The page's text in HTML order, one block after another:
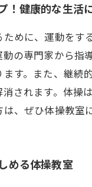
！健康的な生活
めに、運動をす
の専門家から指
す。また、継続
消されます。体操
、ぜひ体操教室
める体操教室